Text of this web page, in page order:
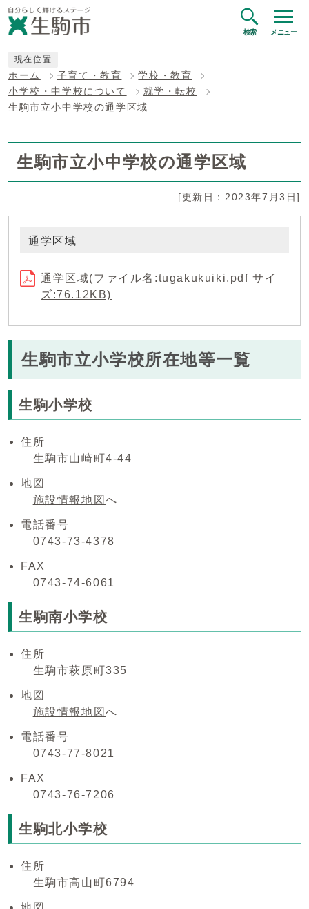
検索 メニュー
現在位置
ホーム 子育て・教育
学校・教育
小学校・中学校について
就学・転校
生駒市立小中学校の通学区域
生駒市立小中学校の通学区域
[更新日：2023年7月3日]
通学区域
通学区域(ファイル名:tugakukuiki.pdf サイ
ズ:76.12KB)
生駒市立小学校所在地等一覧
生駒小学校
住所
生駒市山崎町4-44
地図
施設情報地図へ
電話番号
0743-73-4378
FAX
0743-74-6061
生駒南小学校
住所
生駒市萩原町335
地図
施設情報地図へ
電話番号
0743-77-8021
FAX
0743-76-7206
生駒北小学校
住所
生駒市高山町6794